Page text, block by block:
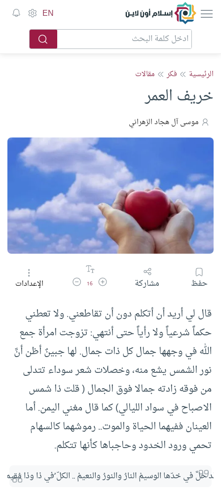
إسلام أون لاين EN
الرئيسية فكر مقالات
خريف العمر
موسى آل هجاد الزهراني
حفظ مشاركة زيادة حجم الخط
16 تقليل حجم الخطالإعدادات
قال لي أريد أن أتكلم دون أن تقاطعني. ولا تعطني
حكماً شرعياً ولا رأياً حتى أنتهي: تزوجت امرأة جمع
الله في وجهها جمال كل ذات جمال. لها جبينٌ أظن أنَّ
نور الشمس يشع منه، وخصلات شعر سوداء تتدلى
من فوقه زادته جمالا فوق الجمال ( قلت ذا شمس
الاصباح في سواد الليالي) كما قال مغني اليمن. أما
العينان ففيهما الحياة والموت.. رموشهما كالسهام
تحمي ورود الخدود وحاجباها كأنها تتكلم.
قد حلَّ في خدّها الوسيمْ النارُ والنورُ والنعيمْ .. الكلّ ُفي ذا وذا مُقيم!